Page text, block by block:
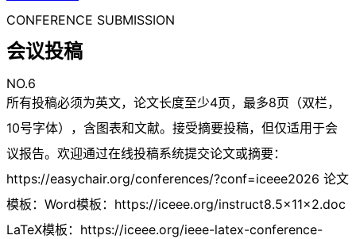
CONFERENCE SUBMISSION
会议投稿
NO.6
所有投稿必须为英文，论文长度至少4页，最多8页（双栏，
10号字体），含图表和文献。接受摘要投稿，但仅适用于会
议报告。欢迎通过在线投稿系统提交论文或摘要：
https://easychair.org/conferences/?conf=iceee2026 论文
模板：Word模板：https://iceee.org/instruct8.5x11x2.doc
LaTeX模板：https://iceee.org/ieee-latex-conference-